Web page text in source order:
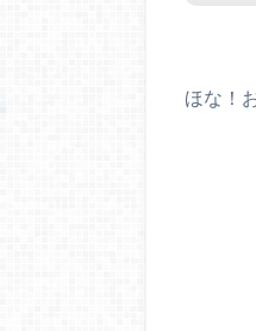
ほな！